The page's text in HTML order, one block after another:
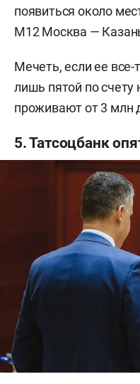
появиться около
М12 Москва —
Мечеть, если ее все-
лишь пятой по счету
проживают от 3 млн
5. Татсоцбанк